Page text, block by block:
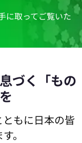
に取ってご覧いた
づく「もの
もに日本の皆
。